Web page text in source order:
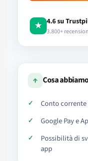
★ 4.6 su
3.800+
↑ Cosa
Conto
Google Pay e
Possibilità di
app